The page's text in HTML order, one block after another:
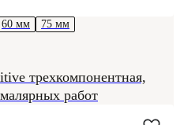
60 мм 75 мм
трехкомпонентная,
работ